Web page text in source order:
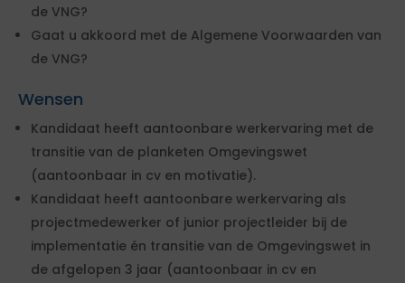
de VNG?
Gaat u akkoord met de Algemene Voorwaarden van
de VNG?
Wensen
Kandidaat heeft aantoonbare werkervaring met de
transitie van de planketen Omgevingswet
(aantoonbaar in cv en motivatie).
Kandidaat heeft aantoonbare werkervaring als
projectmedewerker of junior projectleider bij de
implementatie én transitie van de Omgevingswet in
de afgelopen 3 jaar (aantoonbaar in cv en